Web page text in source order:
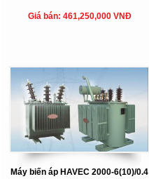
Giá bán: 461,250,000 VNĐ
Máy biến áp HAVEC 2000-6(10)/0.4